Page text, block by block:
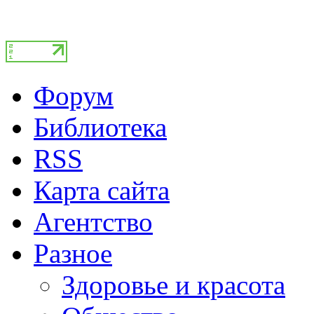
Форум
Библиотека
RSS
Карта сайта
Агентство
Разное
Здоровье и красота